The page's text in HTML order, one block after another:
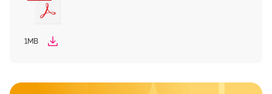
1MB